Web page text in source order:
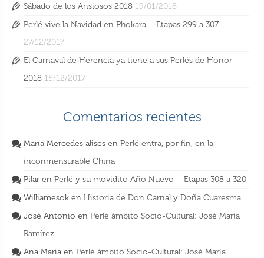
Perlé llegando a la capital de la Cochinchina
– ETAPAS de 406 a 411
Sábado de los Ansiosos 2018 19/01/2018
Perlé vive la Navidad en Phokara – Etapas 299 a 307
27/12/2017
El Carnaval de Herencia ya tiene a sus Perlés de Honor
2018 15/12/2017
Comentarios recientes
María Mercedes alises en Perlé entra, por fin, en la
inconmensurable China
Pilar en Perlé y su movidito Año Nuevo – Etapas 308 a 320
Williamesok en Historia de Don Carnal y Doña Cuaresma
José Antonio en Perlé ámbito Socio-Cultural: José María
Ramírez
Ana Maria en Perlé ámbito Socio-Cultural: José María